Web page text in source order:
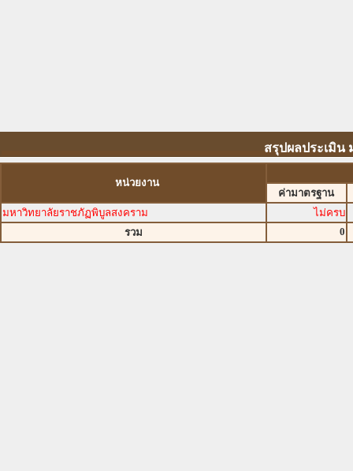
สรุปผลประเมิน
หน่วยงาน
ค่ามาตรฐาน
มหาวิทยาลัยราชภัฏพิบูลสงคราม
ไม่ครบ
รวม
0